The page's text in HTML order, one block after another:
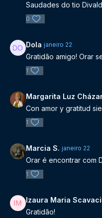
Saudades do tio
0
Dola janeiro 22
Gratidão amigo! Orar
1
Margarita Luz
Con amor y gratitud
1
Marcia S. janeiro 22
Orar é encontrar com
1
Izaura Maria
Gratidão!